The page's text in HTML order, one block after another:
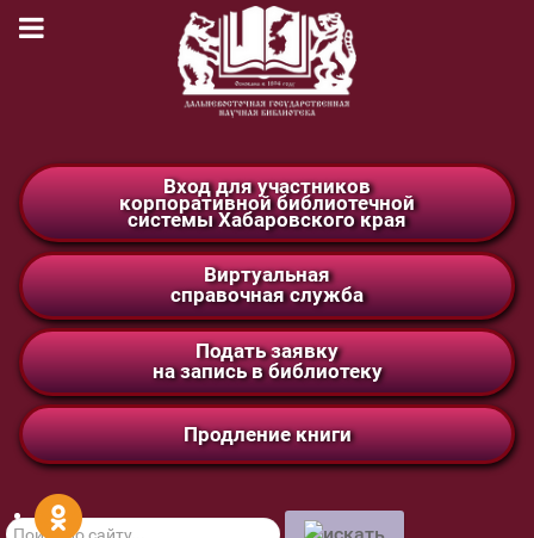
Вход для участников
корпоративной библиотечной
системы Хабаровского края
Виртуальная
справочная служба
Подать заявку
на запись в библиотеку
Продление книги
Поиск